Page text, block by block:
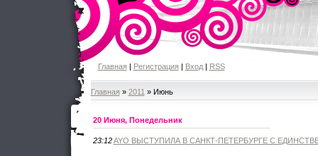
Главная| Регистрация| Вход| RSS
Главная » 2011 » Июнь
20 Июня, Понедельник
23:12 AYO ВЫСТУПИЛА В САНКТ-ПЕТЕРБУРГЕ С